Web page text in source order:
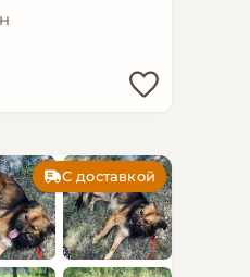
С доставкой